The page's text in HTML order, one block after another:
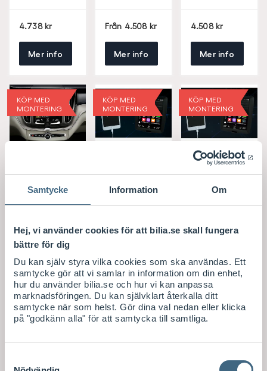
Samtycke Information Om
Hej, vi använder cookies för att bilia.se skall fungera
bättre för dig
Du kan själv styra vilka cookies som ska användas. Ett
samtycke gör att vi samlar in information om din enhet,
hur du använder bilia.se och hur vi kan anpassa
marknadsföringen. Du kan självklart återkalla ditt
samtycke när som helst. Gör dina val nedan eller klicka
på "godkänn alla" för att samtycka till samtliga.
4.738 S
Mer info
Från 4.508 S
Mer info
4.508 S
Mer info
KÖP MED
MONTERING
Sensus
Navigation
Applikation
Leverans 1-
4
arbetsdag
ar
E
KÖP MED
MONTERING
tegration
Smartphone
Passar till
Leverans 1-
4
arbetsdag
ar
E
KÖP MED
MONTERING
Volvo Original
Smartphonein
tegration
Apple
Passar till
arbetsdag
ar
Visa saldo i
butik
E
Mer info